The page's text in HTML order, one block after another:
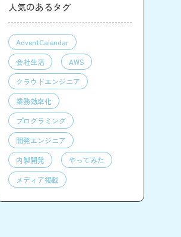
人気のあるタグ
AdventCalendar
会社生活
AWS
クラウドエンジニア
業務効率化
プログラミング
開発エンジニア
内製開発
やってみた
メディア掲載